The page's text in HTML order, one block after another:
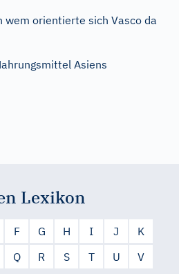
wem orientierte sich Vasco da
Asiens
Lexikon
F G H I J
K
Q R S T U
V